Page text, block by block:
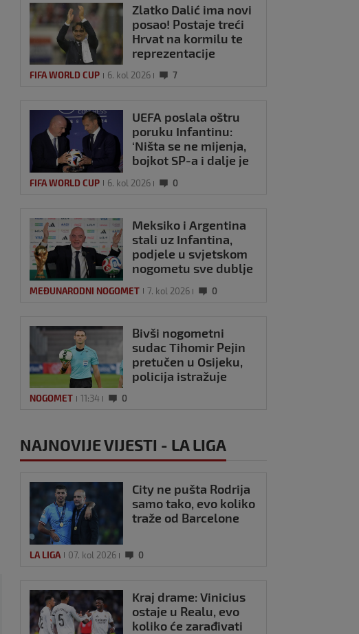
Zlatko Dalić ima novi
posao! Postaje treći
Hrvat na kormilu te
reprezentacije
FIFA WORLD CUP 6. kol 2026 7
UEFA poslala oštru
poruku Infantinu:
‘Ništa se ne mijenja,
bojkot SP-a i dalje je
FIFA WORLD CUP 6. kol 2026 0
Meksiko i Argentina
stali uz Infantina,
podjele u svjetskom
nogometu sve dublje
MEĐUNARODNI NOGOMET 7. kol 2026 0
Bivši nogometni
sudac Tihomir Pejin
pretučen u Osijeku,
policija istražuje
NOGOMET 11:34 0
NAJNOVIJE VIJESTI - LA LIGA
City ne pušta Rodrija
samo tako, evo koliko
traže od Barcelone
LA LIGA 07. kol 2026 0
Kraj drame: Vinicius
ostaje u Realu, evo
koliko će zarađivati